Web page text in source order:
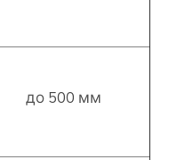
до 500 мм